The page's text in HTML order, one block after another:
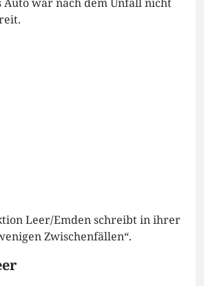
Leer/Emden schreibt in ihrer
Zwischenfällen“.